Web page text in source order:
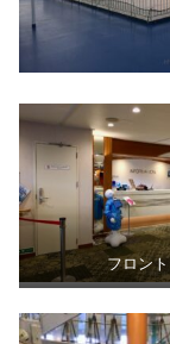
フロント